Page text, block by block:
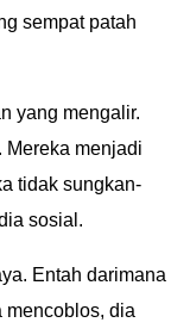
sempat patah
yang mengalir.
Mereka menjadi
tidak sungkan-
sosial.
Entah darimana
mencoblos, dia